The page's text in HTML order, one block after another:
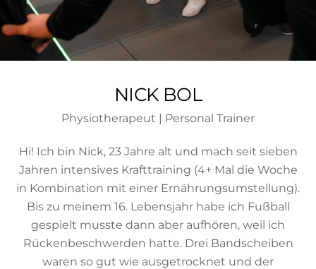
NICK BOL
Physiotherapeut | Personal Trainer
Hi! Ich bin Nick, 23 Jahre alt und mach seit sieben
Jahren intensives Krafttraining (4+ Mal die Woche
in Kombination mit einer Ernährungsumstellung).
Bis zu meinem 16. Lebensjahr habe ich Fußball
gespielt musste dann aber aufhören, weil ich
Rückenbeschwerden hatte. Drei Bandscheiben
waren so gut wie ausgetrocknet und der